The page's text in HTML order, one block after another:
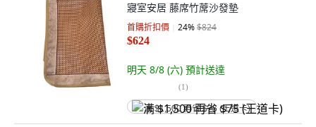
寢室安居 藤席竹蓆沙發墊
首購折扣價 24%$824
$624
明天 8/8 (六) 預計送達
(1)
满 $1,500 再省 $75 (王道卡)